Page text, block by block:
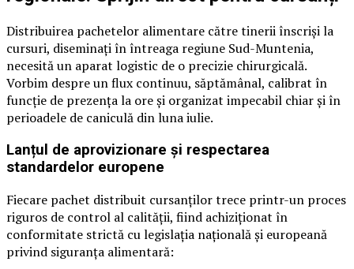
Distribuirea pachetelor alimentare către tinerii înscriși la
cursuri, diseminați în întreaga regiune Sud-Muntenia,
necesită un aparat logistic de o precizie chirurgicală.
Vorbim despre un flux continuu, săptămânal, calibrat în
funcție de prezența la ore și organizat impecabil chiar și în
perioadele de caniculă din luna iulie.
Lanțul de aprovizionare și respectarea
standardelor europene
Fiecare pachet distribuit cursanților trece printr-un proces
riguros de control al calității, fiind achiziționat în
conformitate strictă cu legislația națională și europeană
privind siguranța alimentară: